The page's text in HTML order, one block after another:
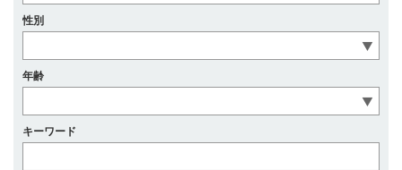
性別
年齢
キーワード